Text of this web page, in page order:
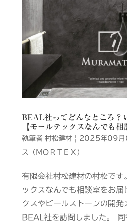
BEAL社ってどんなところ？
【モールテックスなんでも相
執筆者 村松建材| 2025年09月
ス（ＭＯＲＴＥＸ）
有限会社村松建材の村松です
ックスなんでも相談室をお届
クスやビールストーンの開発
BEAL社を訪問しました。